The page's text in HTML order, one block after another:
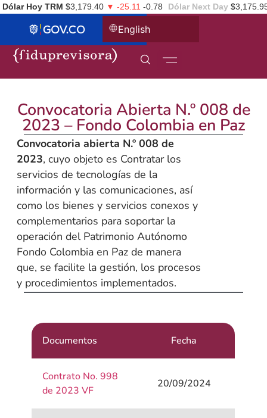
Dólar Hoy TRM $3,179.40 ▼ -25.11 -0.78 Dólar Next Day
English
Convocatoria Abierta N.º 008 de
2023 – Fondo Colombia en Paz
Convocatoria abierta N.º 008 de
2023, cuyo objeto es Contratar los
servicios de tecnologías de la
información y las comunicaciones, así
como los bienes y servicios conexos y
complementarios para soportar la
operación del Patrimonio Autónomo
Fondo Colombia en Paz de manera
que, se facilite la gestión, los procesos
y procedimientos implementados.
Documentos Fecha
Contrato No. 998
de 2023 VF
20/09/2024